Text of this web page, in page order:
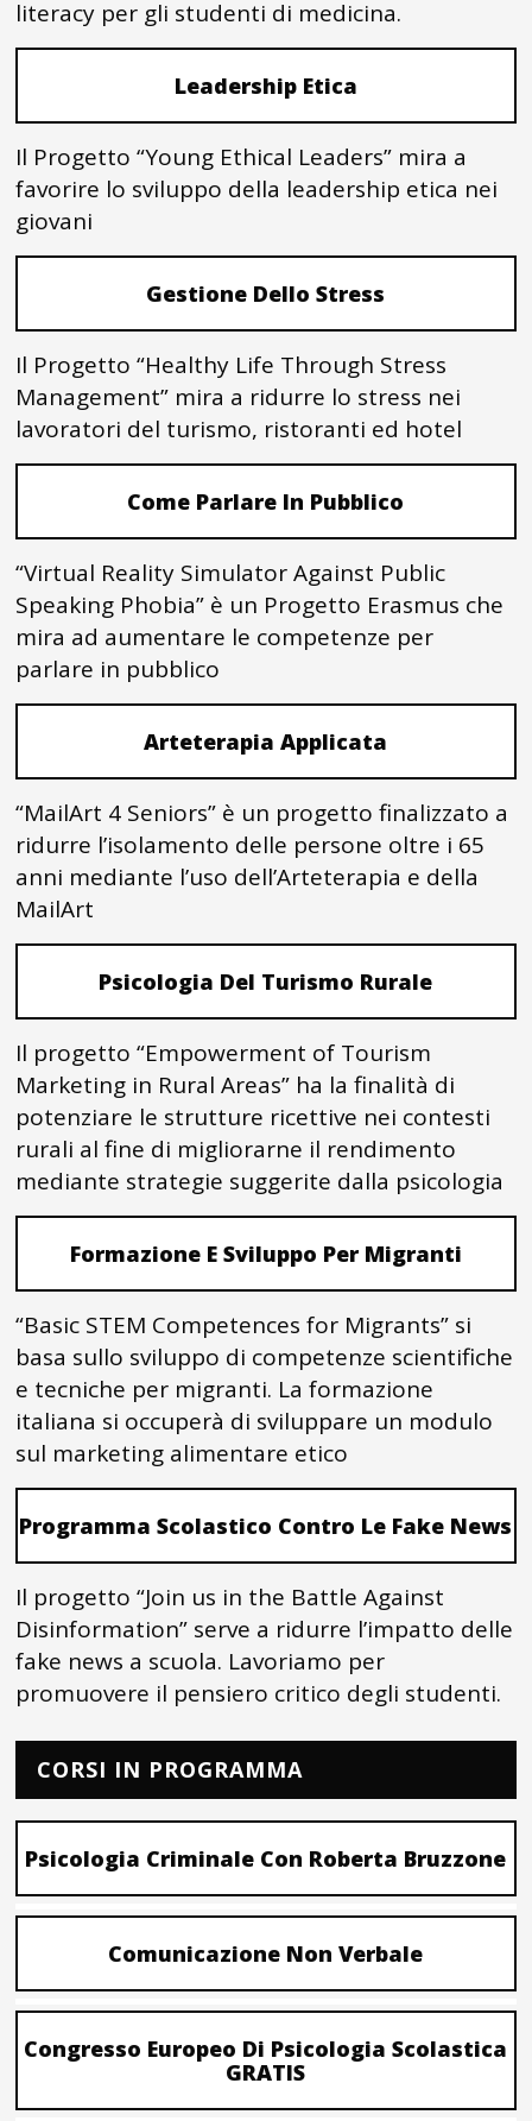
literacy per gli studenti di medicina.
Leadership Etica
Il Progetto “Young Ethical Leaders” mira a
favorire lo sviluppo della leadership etica nei
giovani
Gestione Dello Stress
Il Progetto “Healthy Life Through Stress
Management” mira a ridurre lo stress nei
lavoratori del turismo, ristoranti ed hotel
Come Parlare In Pubblico
“Virtual Reality Simulator Against Public
Speaking Phobia” è un Progetto Erasmus che
mira ad aumentare le competenze per
parlare in pubblico
Arteterapia Applicata
“MailArt 4 Seniors” è un progetto finalizzato a
ridurre l’isolamento delle persone oltre i 65
anni mediante l’uso dell’Arteterapia e della
MailArt
Psicologia Del Turismo Rurale
Il progetto “Empowerment of Tourism
Marketing in Rural Areas” ha la finalità di
potenziare le strutture ricettive nei contesti
rurali al fine di migliorarne il rendimento
mediante strategie suggerite dalla psicologia
Formazione E Sviluppo Per Migranti
“Basic STEM Competences for Migrants” si
basa sullo sviluppo di competenze scientifiche
e tecniche per migranti. La formazione
italiana si occuperà di sviluppare un modulo
sul marketing alimentare etico
Programma Scolastico Contro Le Fake News
Il progetto “Join us in the Battle Against
Disinformation” serve a ridurre l’impatto delle
fake news a scuola. Lavoriamo per
promuovere il pensiero critico degli studenti.
CORSI IN PROGRAMMA
Psicologia Criminale Con Roberta Bruzzone
Comunicazione Non Verbale
Congresso Europeo Di Psicologia Scolastica
GRATIS